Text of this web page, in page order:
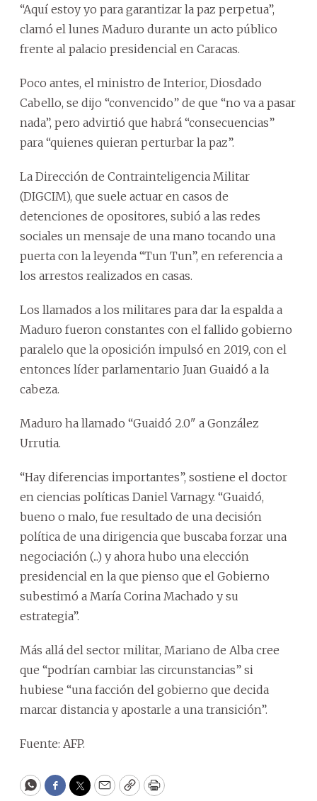
“Aquí estoy yo para garantizar la paz perpetua”,
clamó el lunes Maduro durante un acto público
frente al palacio presidencial en Caracas.
Poco antes, el ministro de Interior, Diosdado
Cabello, se dijo “convencido” de que “no va a pasar
nada”, pero advirtió que habrá “consecuencias”
para “quienes quieran perturbar la paz”.
La Dirección de Contrainteligencia Militar
(DIGCIM), que suele actuar en casos de
detenciones de opositores, subió a las redes
sociales un mensaje de una mano tocando una
puerta con la leyenda “Tun Tun”, en referencia a
los arrestos realizados en casas.
Los llamados a los militares para dar la espalda a
Maduro fueron constantes con el fallido gobierno
paralelo que la oposición impulsó en 2019, con el
entonces líder parlamentario Juan Guaidó a la
cabeza.
Maduro ha llamado “Guaidó 2.0" a González
Urrutia.
“Hay diferencias importantes”, sostiene el doctor
en ciencias políticas Daniel Varnagy. “Guaidó,
bueno o malo, fue resultado de una decisión
política de una dirigencia que buscaba forzar una
negociación (...) y ahora hubo una elección
presidencial en la que pienso que el Gobierno
subestimó a María Corina Machado y su
estrategia”.
Más allá del sector militar, Mariano de Alba cree
que “podrían cambiar las circunstancias” si
hubiese “una facción del gobierno que decida
marcar distancia y apostarle a una transición”.
Fuente: AFP.
WhatsApp
Facebook
Twitter
EmailCopyPrint